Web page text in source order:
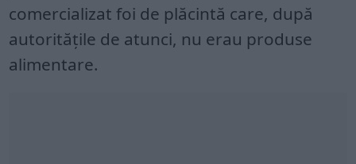
comercializat foi de plăcintă care, după
autoritățile de atunci, nu erau produse
alimentare.